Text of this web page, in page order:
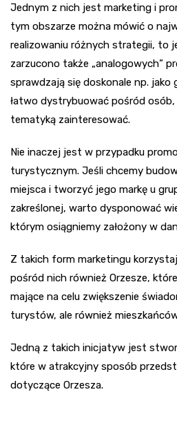
Jednym z nich jest marketing i
tym obszarze można mówić o
realizowaniu różnych strategii, to
zarzucono także „analogowych”
sprawdzają się doskonale np.
łatwo dystrybuować pośród
tematyką zainteresować.
Nie inaczej jest w przypadku
turystycznym. Jeśli chcemy
miejsca i tworzyć jego markę u
zakreślonej, warto dysponować
którym osiągniemy założony w
Z takich form marketingu
pośród nich również Orzesze,
mające na celu zwiększenie
turystów, ale również
Jedną z takich inicjatyw jest
które w atrakcyjny sposób
dotyczące Orzesza.